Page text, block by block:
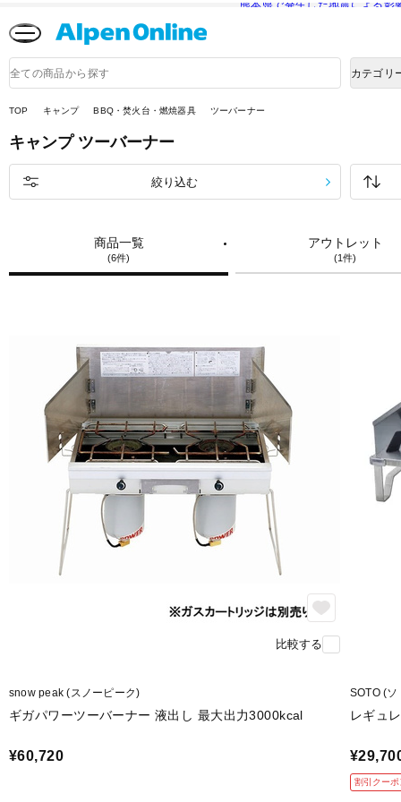
熊本県で発生した地震による影
品
検
カテゴリ
TOP キャンプ BBQ・焚火台・燃焼器具 ツーバーナー
キャンプ ツーバーナー
商品一覧
(6件)
アウトレット
(1件)
絞り込む
比較する
snow peak (スノーピーク)
ギガパワーツーバーナー 液出し 最大出力3000kcal
¥60,720
SOTO (ソ
レギュ
割引クーポ